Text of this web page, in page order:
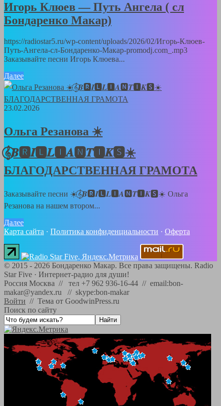
Игорь Клюев — Путь Ангела ( сл
Бондаренко Макар)
https://radiostar5.ru/wp-content/uploads/2026/02/Игорь-Клюев-
Путь-Ангела-сл-Бондаренко-Макар-promodj.com_.mp3
Заказывайте песни Игорь Клюева...
Далее
23.02.2026
Ольга Резанова ☀️
𝄞⃝𝑩🆁𝑰🅻𝑳🅸𝑨🅽𝑻🅸𝑲🆂☀️
БЛАГОДАРСТВЕННАЯ ГРАМОТА
Заказывайте песни ☀️𝄞⃝𝑩🆁𝑰🅻𝑳🅸𝑨🅽𝑻🅸𝑲🆂☀️ Ольга
Резанова на нашем втором...
Далее
Карта сайта · Политика конфиденциальности · Оферта
© 2015 - 2026 Бондаренко Макар. Все права защищены. Radio
Star Five · Интернет-радио для души!
Россия Москва // тел +7 962 936-16-44 // email:bon-
makar@yandex.ru // skype:bon-makar
Войти // Тема от GoodwinPress.ru
Поиск по сайту